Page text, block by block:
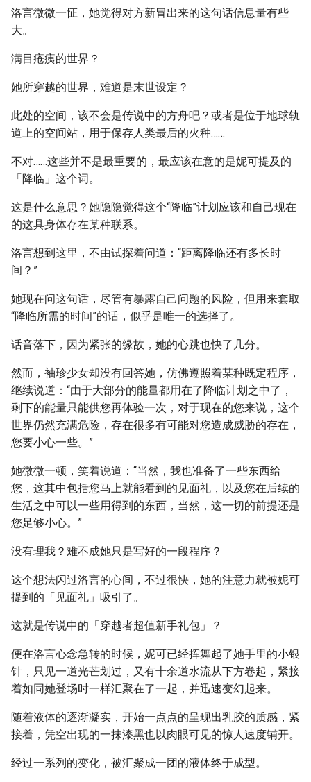
洛言微微一怔，她觉得对方新冒出来的这句话信息量有些
大。
满目疮痍的世界？
她所穿越的世界，难道是末世设定？
此处的空间，该不会是传说中的方舟吧？或者是位于地球轨
道上的空间站，用于保存人类最后的火种……
不对……这些并不是最重要的，最应该在意的是妮可提及的
「降临」这个词。
这是什么意思？她隐隐觉得这个“降临”计划应该和自己现在
的这具身体存在某种联系。
洛言想到这里，不由试探着问道：“距离降临还有多长时
间？”
她现在问这句话，尽管有暴露自己问题的风险，但用来套取
“降临所需的时间”的话，似乎是唯一的选择了。
话音落下，因为紧张的缘故，她的心跳也快了几分。
然而，袖珍少女却没有回答她，仿佛遵照着某种既定程序，
继续说道：“由于大部分的能量都用在了降临计划之中了，
剩下的能量只能供您再体验一次，对于现在的您来说，这个
世界仍然充满危险，存在很多有可能对您造成威胁的存在，
您要小心一些。”
她微微一顿，笑着说道：“当然，我也准备了一些东西给
您，这其中包括您马上就能看到的见面礼，以及您在后续的
生活之中可以一些用得到的东西，当然，这一切的前提还是
您足够小心。”
没有理我？难不成她只是写好的一段程序？
这个想法闪过洛言的心间，不过很快，她的注意力就被妮可
提到的「见面礼」吸引了。
这就是传说中的「穿越者超值新手礼包」？
便在洛言心念急转的时候，妮可已经挥舞起了她手里的小银
针，只见一道光芒划过，又有十余道水流从下方卷起，紧接
着如同她登场时一样汇聚在了一起，并迅速变幻起来。
随着液体的逐渐凝实，开始一点点的呈现出乳胶的质感，紧
接着，凭空出现的一抹漆黑也以肉眼可见的惊人速度铺开。
经过一系列的变化，被汇聚成一团的液体终于成型。